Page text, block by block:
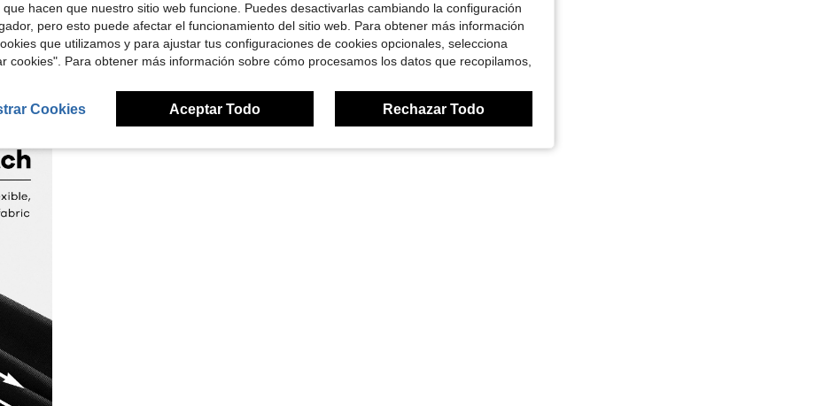
que hacen que nuestro sitio web funcione. Puedes desactivarlas cambiando la configuración
pero esto puede afectar el funcionamiento del sitio web. Para obtener más información
que utilizamos y para ajustar tus configuraciones de cookies opcionales, selecciona
cookies". Para obtener más información sobre cómo procesamos los datos que recopilamos,
Cookies Aceptar Todo Rechazar Todo